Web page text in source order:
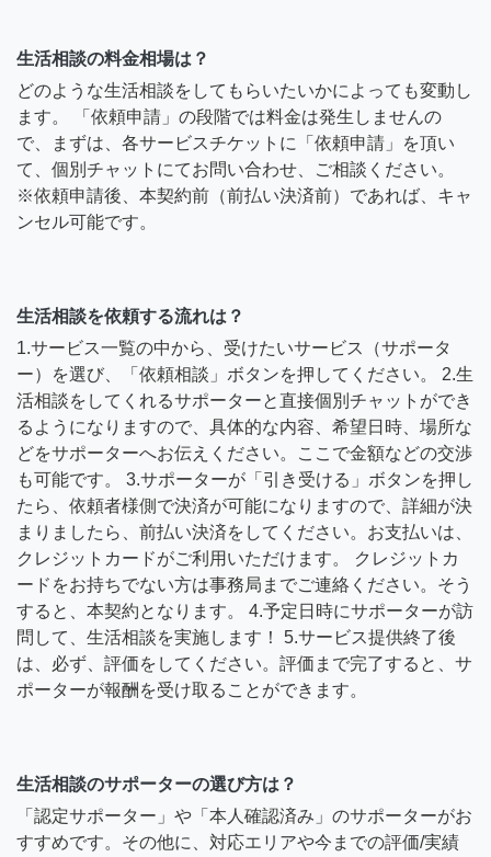
生活相談の料金相場は？
どのような生活相談をしてもらいたいかによっても変動し
ます。 「依頼申請」の段階では料金は発生しませんの
で、まずは、各サービスチケットに「依頼申請」を頂い
て、個別チャットにてお問い合わせ、ご相談ください。
※依頼申請後、本契約前（前払い決済前）であれば、キャ
ンセル可能です。
生活相談を依頼する流れは？
1.サービス一覧の中から、受けたいサービス（サポータ
ー）を選び、「依頼相談」ボタンを押してください。 2.生
活相談をしてくれるサポーターと直接個別チャットができ
るようになりますので、具体的な内容、希望日時、場所な
どをサポーターへお伝えください。ここで金額などの交渉
も可能です。 3.サポーターが「引き受ける」ボタンを押し
たら、依頼者様側で決済が可能になりますので、詳細が決
まりましたら、前払い決済をしてください。お支払いは、
クレジットカードがご利用いただけます。 クレジットカ
ードをお持ちでない方は事務局までご連絡ください。そう
すると、本契約となります。 4.予定日時にサポーターが訪
問して、生活相談を実施します！ 5.サービス提供終了後
は、必ず、評価をしてください。評価まで完了すると、サ
ポーターが報酬を受け取ることができます。
生活相談のサポーターの選び方は？
「認定サポーター」や「本人確認済み」のサポーターがお
すすめです。その他に、対応エリアや今までの評価/実績